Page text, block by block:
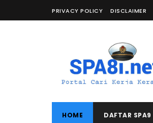
PRIVACY POLICY DISCLAIMER
HOME DAFTAR SPA9